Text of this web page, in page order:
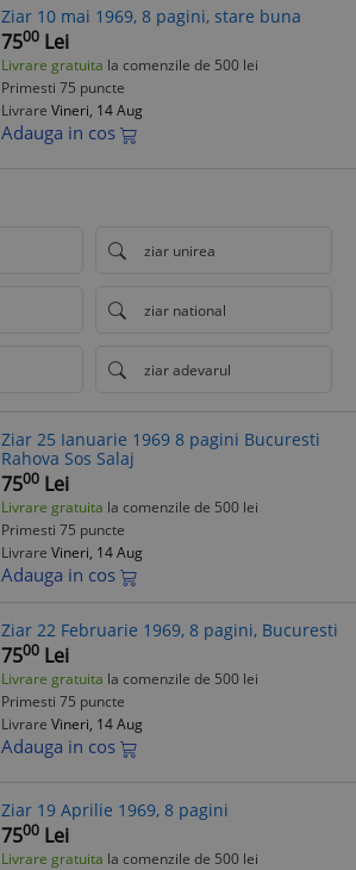
Ziar 10 mai 1969, 8 pagini, stare buna
7500 Lei
Livrare gratuita la comenzile de 500 lei
Primesti 75 puncte
Livrare Vineri, 14 Aug
Adauga in cos
ziar unirea
ziar national
ziar adevarul
Ziar 25 Ianuarie 1969 8 pagini Bucuresti
Rahova Sos Salaj
7500 Lei
Livrare gratuita la comenzile de 500 lei
Primesti 75 puncte
Livrare Vineri, 14 Aug
Adauga in cos
Ziar 22 Februarie 1969, 8 pagini, Bucuresti
7500 Lei
Livrare gratuita la comenzile de 500 lei
Primesti 75 puncte
Livrare Vineri, 14 Aug
Adauga in cos
Ziar 19 Aprilie 1969, 8 pagini
7500 Lei
Livrare gratuita la comenzile de 500 lei